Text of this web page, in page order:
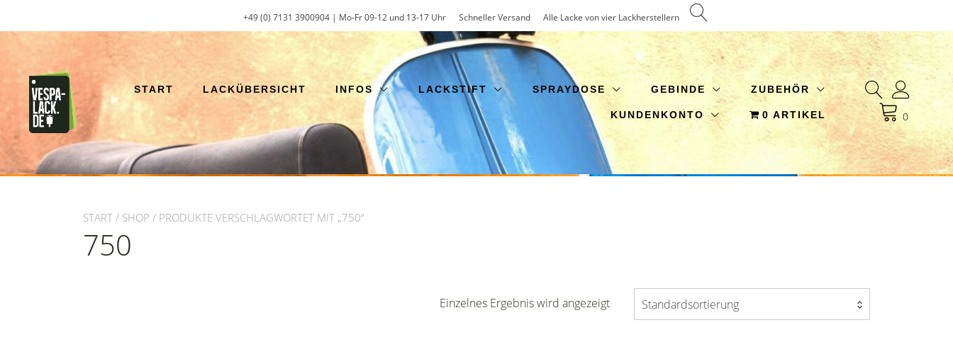
+49 (0) 7131 3900904 | Mo-Fr 09-12 und 13-17 Uhr Schneller Versand Alle Lacke von vier Lackherstellern
START LACKÜBERSICHT INFOS LACKSTIFT SPRAYDOSE GEBINDE ZUBEHÖR
KUNDENKONTO 0 ARTIKEL 0
START / SHOP / PRODUKTE VERSCHLAGWORTET MIT „750“
750
Einzelnes Ergebnis wird angezeigt Standardsortierung